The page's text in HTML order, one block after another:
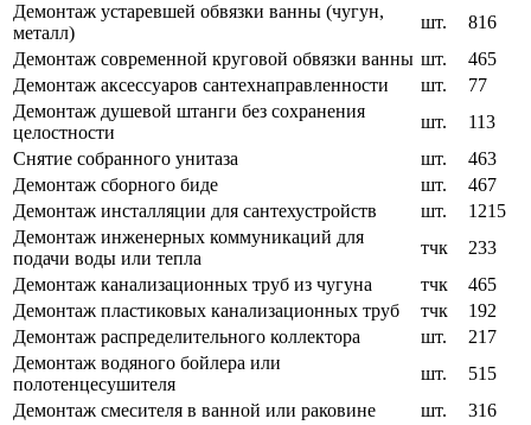
Демонтаж устаревшей обвязки ванны (чугун,
металл)
шт.
816
Демонтаж современной круговой обвязки ванны шт.
465
Демонтаж аксессуаров сантехнаправленности
шт.
77
Демонтаж душевой штанги без сохранения
целостности
шт.
113
Снятие собранного унитаза
шт.
463
Демонтаж сборного биде
шт.
467
Демонтаж инсталляции для сантехустройств
шт.
1215
Демонтаж инженерных коммуникаций для
подачи воды или тепла
тчк
233
Демонтаж канализационных труб из чугуна
тчк
465
Демонтаж пластиковых канализационных труб
тчк
192
Демонтаж распределительного коллектора
шт.
217
Демонтаж водяного бойлера или
полотенцесушителя
шт.
515
Демонтаж смесителя в ванной или раковине
шт.
316